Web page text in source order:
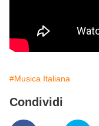
#Musica Italiana
Condividi